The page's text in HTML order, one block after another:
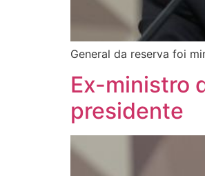
General da reserva foi
Ex-ministro
presidente